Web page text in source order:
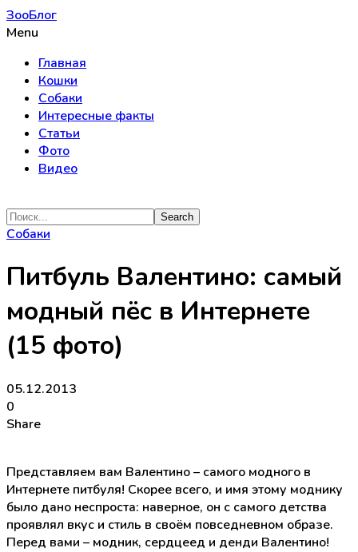
ЗооБлог
Menu
Главная
Кошки
Собаки
Интересные факты
Статьи
Фото
Видео
Собаки
Питбуль Валентино: самый
модный пёс в Интернете
(15 фото)
05.12.2013
0
Share
Представляем вам Валентино – самого модного в
Интернете питбуля! Скорее всего, и имя этому моднику
было дано неспроста: наверное, он с самого детства
проявлял вкус и стиль в своём повседневном образе.
Перед вами – модник, сердцеед и денди Валентино!